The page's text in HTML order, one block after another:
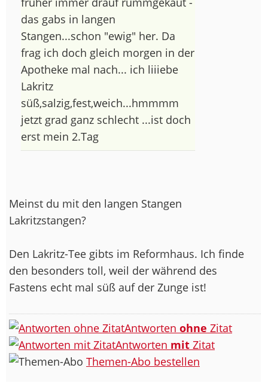
das gabs in langen
Stangen...schon "ewig" her. Da
frag ich doch gleich morgen in der
Apotheke mal nach... ich liiiebe
Lakritz
süß,salzig,fest,weich...hmmmm
jetzt grad ganz schlecht ...ist doch
erst mein 2.Tag
Meinst du mit den langen Stangen
Lakritzstangen?
Den Lakritz-Tee gibts im Reformhaus. Ich finde
den besonders toll, weil der während des
Fastens echt mal süß auf der Zunge ist!
Antworten ohne Zitat
Antworten mit Zitat
Themen-Abo bestellen